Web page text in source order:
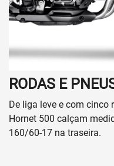
RODAS E
De liga leve e com cinco
Hornet 500 calçam
160/60-17 na traseira.